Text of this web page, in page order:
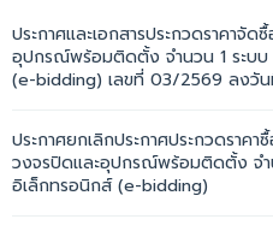
ประกาศและเอกสารประกวดราคาจั
อุปกรณ์พร้อมติดตั้ง จำนวน 1 ระบบ
(e-bidding) เลขที่ 03/2569 ลงวั
ประกาศยกเลิกประกาศประกวดราค
วงจรปิดและอุปกรณ์พร้อมติดตั้ง จำ
อิเล็กทรอนิกส์ (e-bidding)